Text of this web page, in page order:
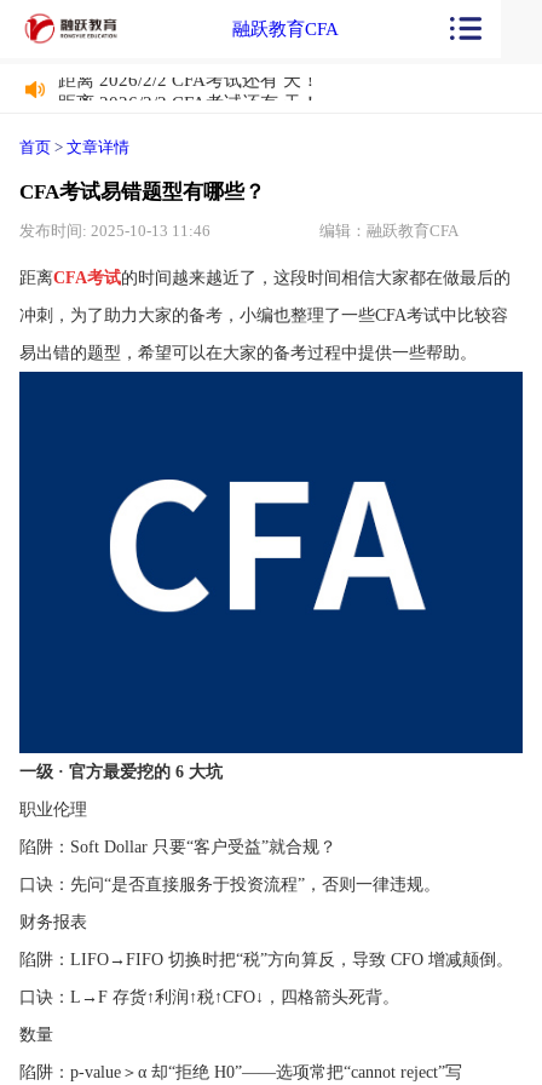
融跃教育CFA
距离 2026/2/2 CFA考试还有 天！
首页 > 文章详情
CFA考试易错题型有哪些？
发布时间: 2025-10-13 11:46 编辑：融跃教育CFA
距离CFA考试的时间越来越近了，这段时间相信大家都在做最后的
冲刺，为了助力大家的备考，小编也整理了一些CFA考试中比较容
易出错的题型，希望可以在大家的备考过程中提供一些帮助。
一级 · 官方最爱挖的 6 大坑
职业伦理
陷阱：Soft Dollar 只要“客户受益”就合规？
口诀：先问“是否直接服务于投资流程”，否则一律违规。
财务报表
陷阱：LIFO→FIFO 切换时把“税”方向算反，导致 CFO 增减颠倒。
口诀：L→F 存货↑利润↑税↑CFO↓，四格箭头死背。
数量
陷阱：p-value＞α 却“拒绝 H0”——选项常把“cannot reject”写